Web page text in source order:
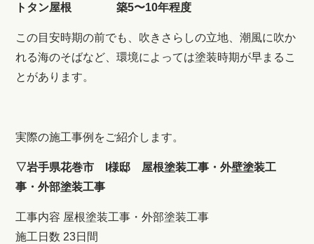
トタン屋根 築5〜10年程度
この目安時期の前でも、吹きさらしの立地、潮風に吹か
れる海のそばなど、環境によっては塗装時期が早まるこ
とがあります。
実際の施工事例をご紹介します。
▽岩手県花巻市 I様邸 屋根塗装工事・外壁塗装工
事・外部塗装工事
工事内容 屋根塗装工事・外部塗装工事
施工日数 23日間